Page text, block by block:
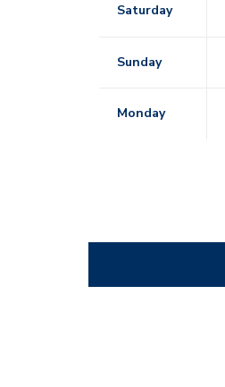
Saturday
Sunday
Monday